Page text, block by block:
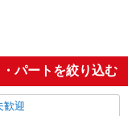
パートを絞り込む
歓迎